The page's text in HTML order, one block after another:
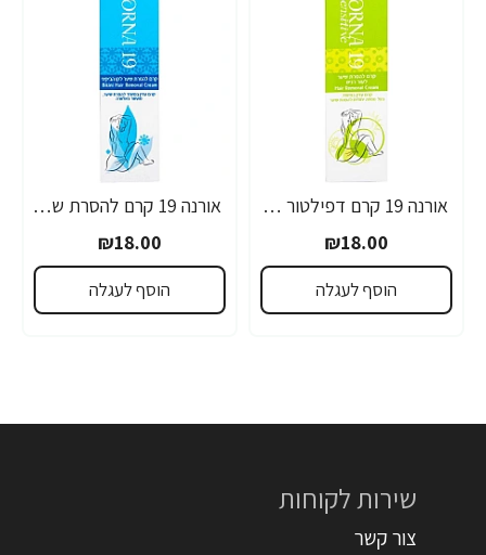
אורנה 19 קרם דפילטור לעור רגיש 80 גרם
₪18.00
הוסף לעגלה
אורנה 19 קרם להסרת שיער לקו הביקיני 90 מ"ל
₪18.00
הוסף לעגלה
שירות לקוחות
צור קשר